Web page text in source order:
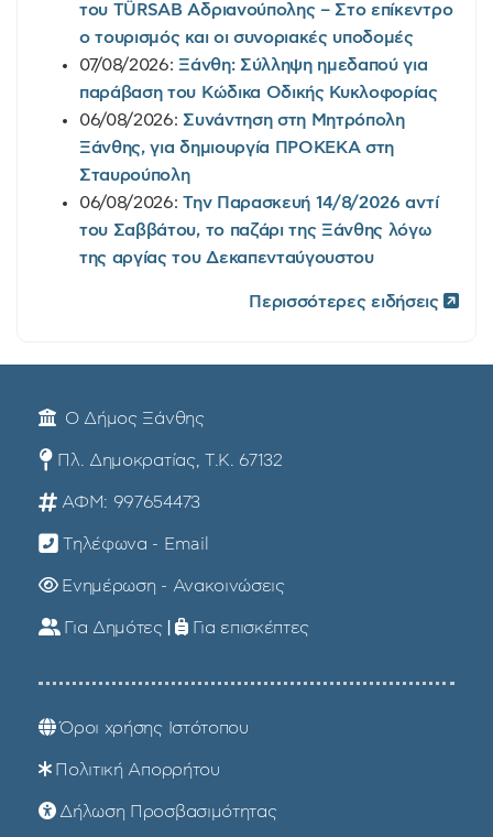
του TÜRSAB Αδριανούπολης – Στο επίκεντρο
ο τουρισμός και οι συνοριακές υποδομές
07/08/2026:Ξάνθη: Σύλληψη ημεδαπού για
παράβαση του Κώδικα Οδικής Κυκλοφορίας
06/08/2026:Συνάντηση στη Μητρόπολη
Ξάνθης, για δημιουργία ΠΡΟΚΕΚΑ στη
Σταυρούπολη
06/08/2026:Την Παρασκευή 14/8/2026 αντί
του Σαββάτου, το παζάρι της Ξάνθης λόγω
της αργίας του Δεκαπενταύγουστου
Περισσότερες ειδήσεις
Ο Δήμος Ξάνθης
Πλ. Δημοκρατίας, Τ.Κ. 67132
ΑΦΜ: 997654473
Τηλέφωνα - Email
Ενημέρωση - Ανακοινώσεις
Για Δημότες | Για επισκέπτες
Όροι χρήσης Ιστότοπου
Πολιτική Απορρήτου
Δήλωση Προσβασιμότητας